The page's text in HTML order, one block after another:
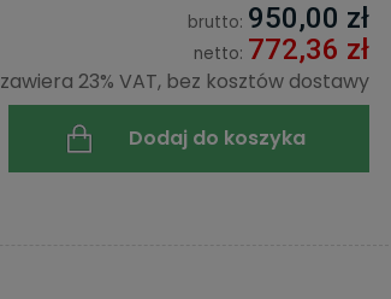
brutto: 950,00 zł
netto: 772,36 zł
zawiera 23% VAT, bez kosztów dostawy
Dodaj do koszyka